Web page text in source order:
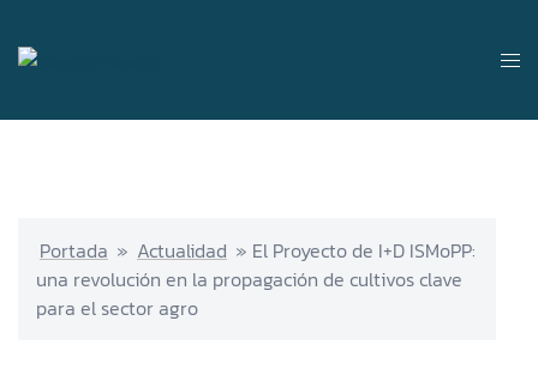
Portada » Actualidad » El Proyecto de I+D ISMoPP:
una revolución en la propagación de cultivos clave
para el sector agro